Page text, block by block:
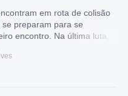
em rota de colisão
preparam para se
encontro. Na última luta,
o feito há quase